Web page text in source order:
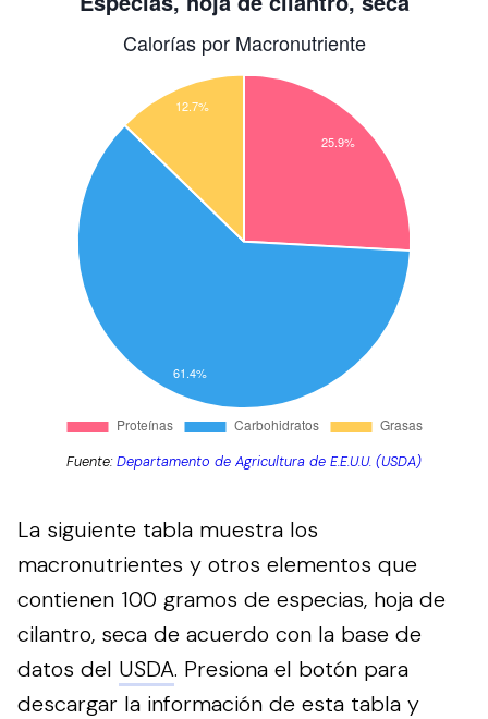
Fuente:Departamento de Agricultura de E.E.U.U. (USDA)
La siguiente tabla muestra los
macronutrientes y otros elementos que
contienen 100 gramos de especias, hoja de
cilantro, seca de acuerdo con la base de
datos del USDA. Presiona el botón para
descargar la información de esta tabla y